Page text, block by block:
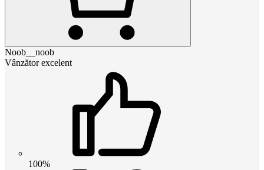
Noob__noob
Vânzător excelent
100%